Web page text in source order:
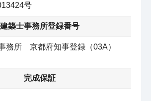
号
建築士事務所登録番号
務所　京都府知事登録（03A）
完成保証